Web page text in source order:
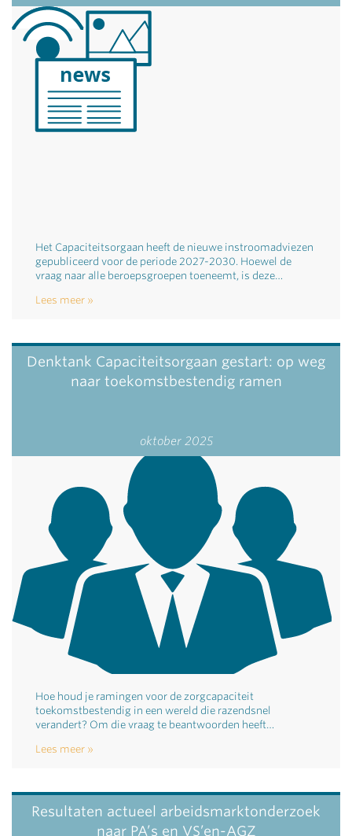
Het Capaciteitsorgaan heeft de nieuwe instroomadviezen
gepubliceerd voor de periode 2027-2030. Hoewel de
vraag naar alle beroepsgroepen toeneemt, is deze…
Lees meer
Denktank Capaciteitsorgaan gestart: op weg
naar toekomstbestendig ramen
oktober 2025
Hoe houd je ramingen voor de zorgcapaciteit
toekomstbestendig in een wereld die razendsnel
verandert? Om die vraag te beantwoorden heeft…
Lees meer
Resultaten actueel arbeidsmarktonderzoek
naar PA’s en VS’en-AGZ